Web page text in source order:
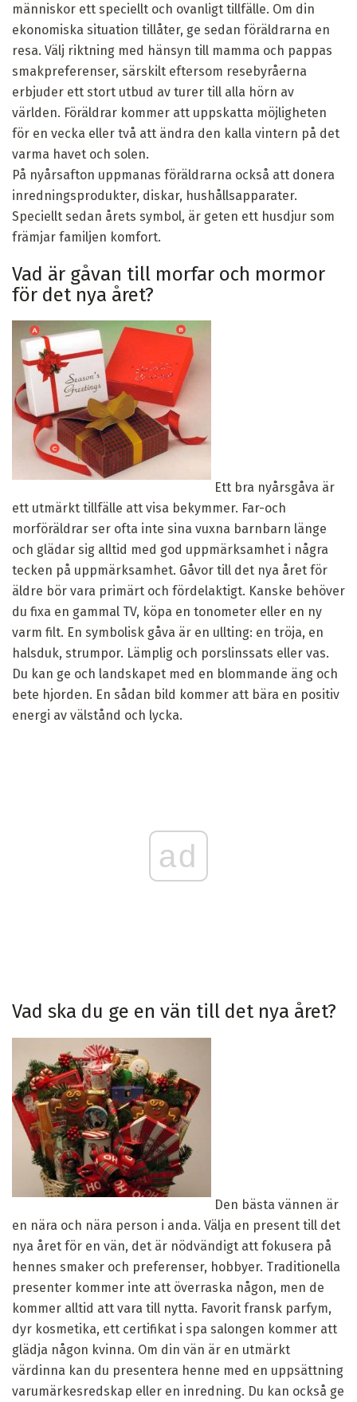
människor ett speciellt och ovanligt tillfälle. Om din
ekonomiska situation tillåter, ge sedan föräldrarna en
resa. Välj riktning med hänsyn till mamma och pappas
smakpreferenser, särskilt eftersom resebyråerna
erbjuder ett stort utbud av turer till alla hörn av
världen. Föräldrar kommer att uppskatta möjligheten
för en vecka eller två att ändra den kalla vintern på det
varma havet och solen.
På nyårsafton uppmanas föräldrarna också att donera
inredningsprodukter, diskar, hushållsapparater.
Speciellt sedan årets symbol, är geten ett husdjur som
främjar familjen komfort.
Vad är gåvan till morfar och mormor
för det nya året?
Ett bra nyårsgåva är
ett utmärkt tillfälle att visa bekymmer. Far-och
morföräldrar ser ofta inte sina vuxna barnbarn länge
och glädar sig alltid med god uppmärksamhet i några
tecken på uppmärksamhet. Gåvor till det nya året för
äldre bör vara primärt och fördelaktigt. Kanske behöver
du fixa en gammal TV, köpa en tonometer eller en ny
varm filt. En symbolisk gåva är en ullting: en tröja, en
halsduk, strumpor. Lämplig och porslinssats eller vas.
Du kan ge och landskapet med en blommande äng och
bete hjorden. En sådan bild kommer att bära en positiv
energi av välstånd och lycka.
ad
Vad ska du ge en vän till det nya året?
Den bästa vännen är
en nära och nära person i anda. Välja en present till det
nya året för en vän, det är nödvändigt att fokusera på
hennes smaker och preferenser, hobbyer. Traditionella
presenter kommer inte att överraska någon, men de
kommer alltid att vara till nytta. Favorit fransk parfym,
dyr kosmetika, ett certifikat i spa salongen kommer att
glädja någon kvinna. Om din vän är en utmärkt
värdinna kan du presentera henne med en uppsättning
varumärkesredskap eller en inredning. Du kan också ge